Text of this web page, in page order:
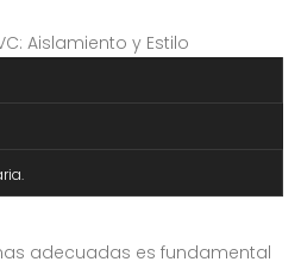
adecuadas es fundamental